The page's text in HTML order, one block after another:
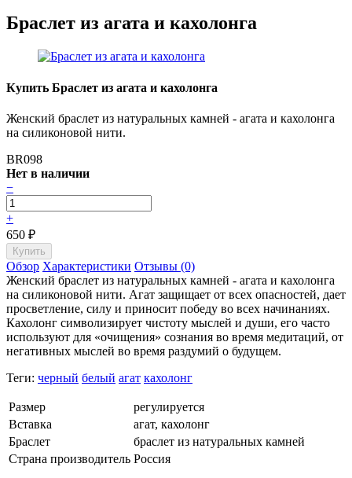
Браслет из агата и кахолонга
Купить Браслет из агата и кахолонга
Женский браслет из натуральных камней - агата и кахолонга
на силиконовой нити.
BR098
Нет в наличии
−
+
650 ₽
Обзор Характеристики Отзывы (0)
Женский браслет из натуральных камней - агата и кахолонга
на силиконовой нити. Агат защищает от всех опасностей, дает
просветление, силу и приносит победу во всех начинаниях.
Кахолонг символизирует чистоту мыслей и души, его часто
используют для «очищения» сознания во время медитаций, от
негативных мыслей во время раздумий о будущем.
Теги: черный белый агат кахолонг
Размер
регулируется
Вставка
агат, кахолонг
Браслет
браслет из натуральных камней
Страна производитель Россия